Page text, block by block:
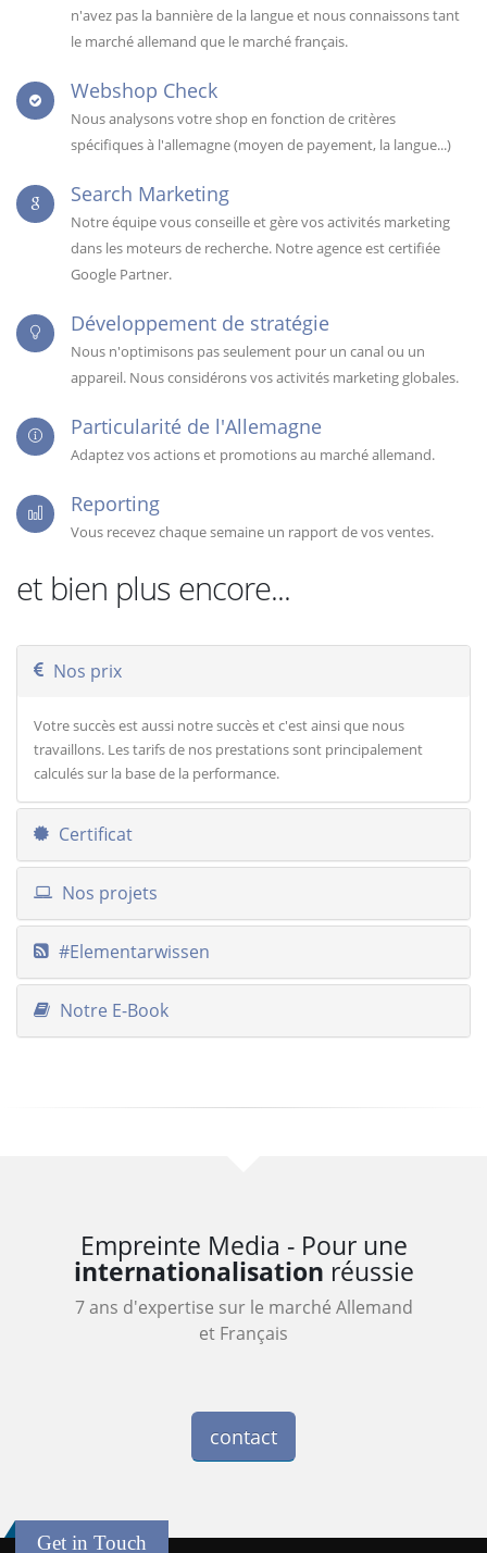
n'avez pas la bannière de la langue et nous connaissons tant
le marché allemand que le marché français.
Webshop Check
Nous analysons votre shop en fonction de critères
spécifiques à l'allemagne (moyen de payement, la langue...)
Search Marketing
Notre équipe vous conseille et gère vos activités marketing
dans les moteurs de recherche. Notre agence est certifiée
Google Partner.
Développement de stratégie
Nous n'optimisons pas seulement pour un canal ou un
appareil. Nous considérons vos activités marketing globales.
Particularité de l'Allemagne
Adaptez vos actions et promotions au marché allemand.
Reporting
Vous recevez chaque semaine un rapport de vos ventes.
et bien plus encore...
Nos prix
Votre succès est aussi notre succès et c'est ainsi que nous
travaillons. Les tarifs de nos prestations sont principalement
calculés sur la base de la performance.
Certificat
Nos projets
#Elementarwissen
Notre E-Book
Empreinte Media - Pour une
internationalisation réussie
7 ans d'expertise sur le marché Allemand
et Français
contact
Get in Touch